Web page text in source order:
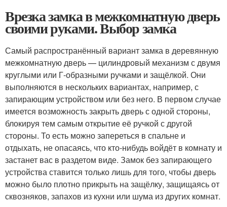
Врезка замка в межкомнатную дверь
своими руками. Выбор замка
Самый распространённый вариант замка в деревянную
межкомнатную дверь — цилиндровый механизм с двумя
круглыми или Г-образными ручками и защёлкой. Они
выполняются в нескольких вариантах, например, с
запирающим устройством или без него. В первом случае
имеется возможность закрыть дверь с одной стороны,
блокируя тем самым открытие её ручкой с другой
стороны. То есть можно запереться в спальне и
отдыхать, не опасаясь, что кто-нибудь войдёт в комнату и
застанет вас в раздетом виде. Замок без запирающего
устройства ставится только лишь для того, чтобы дверь
можно было плотно прикрыть на защёлку, защищаясь от
сквозняков, запахов из кухни или шума из других комнат.